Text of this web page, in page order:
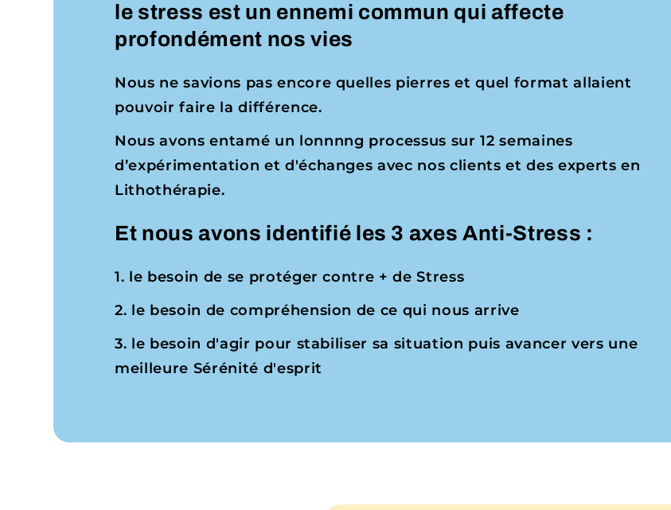
le stress est un ennemi commun qui affecte
profondément nos vies
Nous ne savions pas encore quelles pierres et quel format allaient
pouvoir faire la différence.
Nous avons entamé un lonnnng processus sur 12 semaines
d’expérimentation et d'échanges avec nos clients et des experts en
Lithothérapie.
Et nous avons identifié les 3 axes Anti-Stress :
1. le besoin de se protéger contre + de Stress
2. le besoin de compréhension de ce qui nous arrive
3. le besoin d'agir pour stabiliser sa situation puis avancer vers une
meilleure Sérénité d'esprit